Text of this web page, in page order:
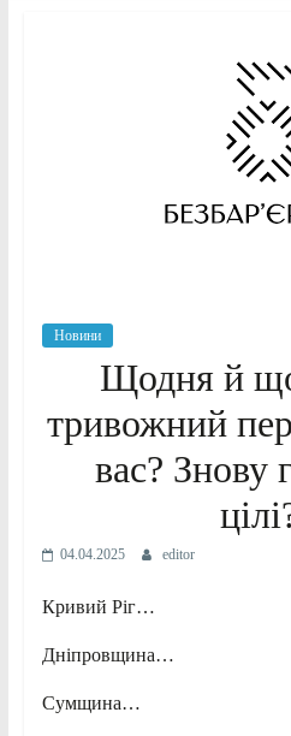
Новини
Щодня й
тривожний
вас? Знову
04.04.2025 editor
Кривий Ріг…
Дніпровщина…
Сумщина…